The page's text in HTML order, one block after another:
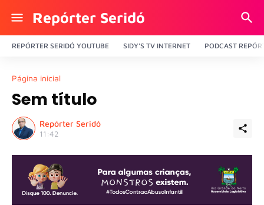
Repórter Seridó
REPÓRTER SERIDÓ YOUTUBE SIDY'S TV INTERNET PODCAST
Página inicial
Sem título
Repórter Seridó
11:42